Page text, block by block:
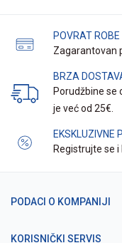
POVRAT ROBE
Zagarantovan
BRZA
Porudžbine se
je već od 25€.
EKSKLUZIVNE
Registrujte se
PODACI O KOMPANIJI
KORISNIČKI SERVIS